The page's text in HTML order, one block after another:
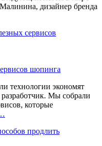
дизайнер бренда
шопинга
технологии экономят
Мы собрали
которые